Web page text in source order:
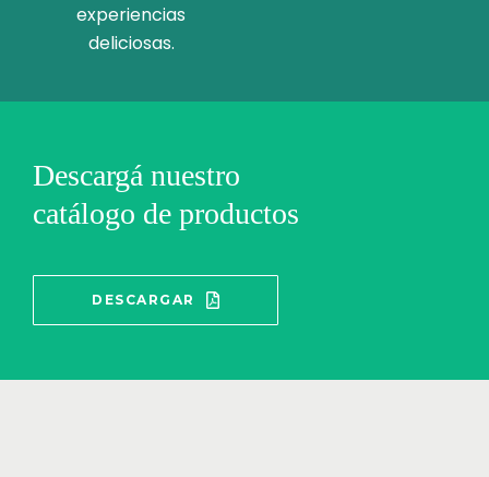
experiencias
deliciosas.
Descargá nuestro
catálogo de productos
DESCARGAR